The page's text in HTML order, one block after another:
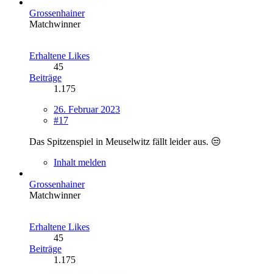
Grossenhainer
Matchwinner
Erhaltene Likes
45
Beiträge
1.175
26. Februar 2023
#17
Das Spitzenspiel in Meuselwitz fällt leider aus. 😒
Inhalt melden
Grossenhainer
Matchwinner
Erhaltene Likes
45
Beiträge
1.175